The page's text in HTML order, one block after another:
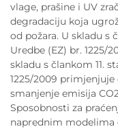
vlage, prašine i UV
degradaciju koja
od požara. U skladu s
Uredbe (EZ) br. 1225/
skladu s člankom 11.
1225/2009
smanjenje emisija
Sposobnosti za
naprednim